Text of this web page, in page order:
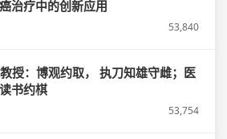
治疗中的创新应用
53,840
授：博观约取， 执刀知雄守雌；医
书约棋
53,754